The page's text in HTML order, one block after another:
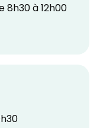
8h30 à 12h00